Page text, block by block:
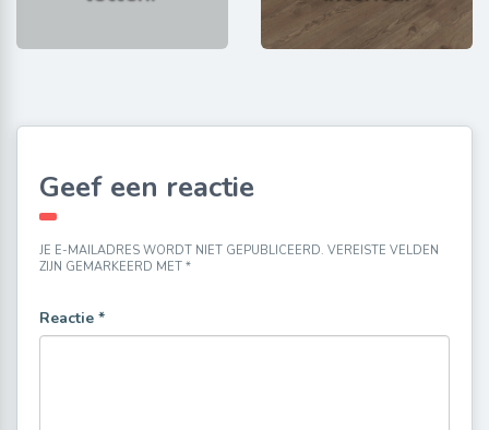
Geef een reactie
JE E-MAILADRES WORDT NIET GEPUBLICEERD. VEREISTE VELDEN
ZIJN GEMARKEERD MET *
Reactie *